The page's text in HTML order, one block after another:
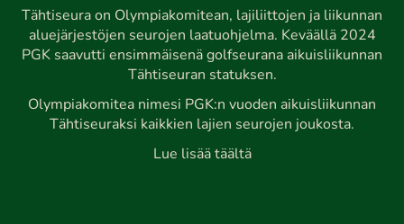
Tähtiseura on Olympiakomitean, lajiliittojen ja liikunnan
aluejärjestöjen seurojen laatuohjelma. Keväällä 2024
PGK saavutti ensimmäisenä golfseurana aikuisliikunnan
Tähtiseuran statuksen.
Olympiakomitea nimesi PGK:n vuoden aikuisliikunnan
Tähtiseuraksi kaikkien lajien seurojen joukosta.
Lue lisää täältä